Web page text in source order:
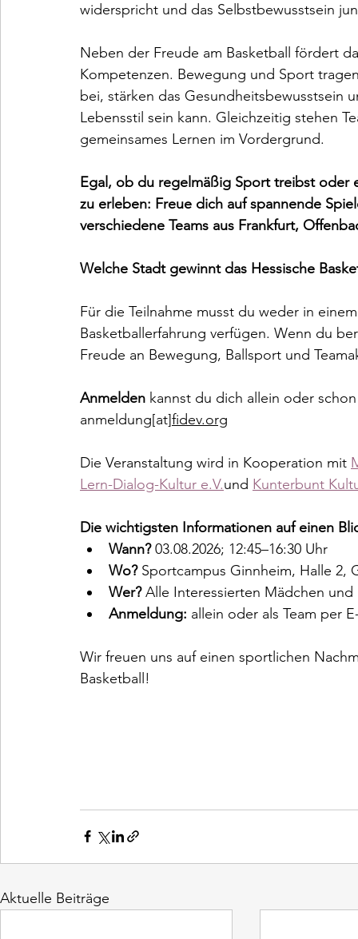
widerspricht und das Selbstbewusstsein
Neben der Freude am Basketball fördert
Kompetenzen. Bewegung und Sport
bei, stärken das Gesundheitsbewusstsein
Lebensstil sein kann. Gleichzeitig stehen
gemeinsames Lernen im Vordergrund.
Egal, ob du regelmäßig Sport treibst oder
zu erleben: Freue dich auf spannende
verschiedene Teams aus Frankfurt,
Welche Stadt gewinnt das Hessische
Für die Teilnahme musst du weder in
Basketballerfahrung verfügen. Wenn du
Freude an Bewegung, Ballsport und
Anmelden kannst du dich allein oder
anmeldung[at]fidev.org
Die Veranstaltung wird in Kooperation mit
Lern-Dialog-Kultur e.V.und Kunterbunt
Die wichtigsten Informationen auf einen
Wann? 03.08.2026; 12:45–16:30 Uhr
Wo? Sportcampus Ginnheim, Halle 2,
Wer? Alle Interessierten Mädchen und
Anmeldung: allein oder als Team per
Wir freuen uns auf einen sportlichen
Basketball!
Aktuelle Beiträge